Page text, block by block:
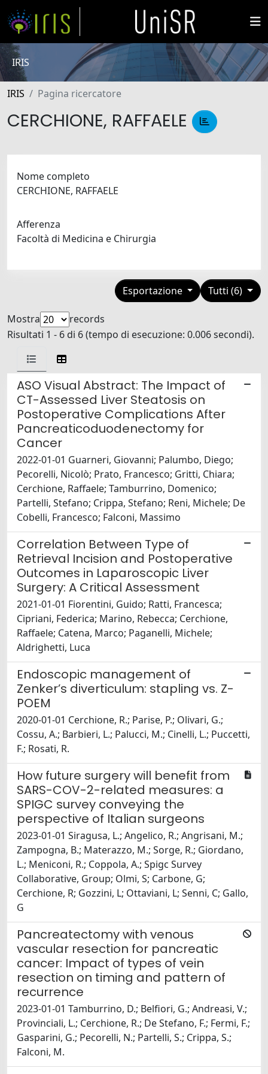
IRIS
IRIS Pagina ricercatore
CERCHIONE, RAFFAELE
Nome completo
CERCHIONE, RAFFAELE
Afferenza
Facoltà di Medicina e Chirurgia
Tutti (6)
Esportazione
Mostra
records
Risultati 1 - 6 di 6 (tempo di esecuzione: 0.006 secondi).
ASO Visual Abstract: The Impact of
CT-Assessed Liver Steatosis on
Postoperative Complications After
Pancreaticoduodenectomy for
Cancer
2022-01-01 Guarneri, Giovanni; Palumbo, Diego;
Pecorelli, Nicolò; Prato, Francesco; Gritti, Chiara;
Cerchione, Raffaele; Tamburrino, Domenico;
Partelli, Stefano; Crippa, Stefano; Reni, Michele; De
Cobelli, Francesco; Falconi, Massimo
Correlation Between Type of
Retrieval Incision and Postoperative
Outcomes in Laparoscopic Liver
Surgery: A Critical Assessment
2021-01-01 Fiorentini, Guido; Ratti, Francesca;
Cipriani, Federica; Marino, Rebecca; Cerchione,
Raffaele; Catena, Marco; Paganelli, Michele;
Aldrighetti, Luca
Endoscopic management of
Zenker’s diverticulum: stapling vs. Z-
POEM
2020-01-01 Cerchione, R.; Parise, P.; Olivari, G.;
Cossu, A.; Barbieri, L.; Palucci, M.; Cinelli, L.; Puccetti,
F.; Rosati, R.
How future surgery will benefit from
SARS-COV-2-related measures: a
SPIGC survey conveying the
perspective of Italian surgeons
2023-01-01 Siragusa, L.; Angelico, R.; Angrisani, M.;
Zampogna, B.; Materazzo, M.; Sorge, R.; Giordano,
L.; Meniconi, R.; Coppola, A.; Spigc Survey
Collaborative, Group; Olmi, S; Carbone, G;
Cerchione, R; Gozzini, L; Ottaviani, L; Senni, C; Gallo,
G
Pancreatectomy with venous
vascular resection for pancreatic
cancer: Impact of types of vein
resection on timing and pattern of
recurrence
2023-01-01 Tamburrino, D.; Belfiori, G.; Andreasi, V.;
Provinciali, L.; Cerchione, R.; De Stefano, F.; Fermi, F.;
Gasparini, G.; Pecorelli, N.; Partelli, S.; Crippa, S.;
Falconi, M.